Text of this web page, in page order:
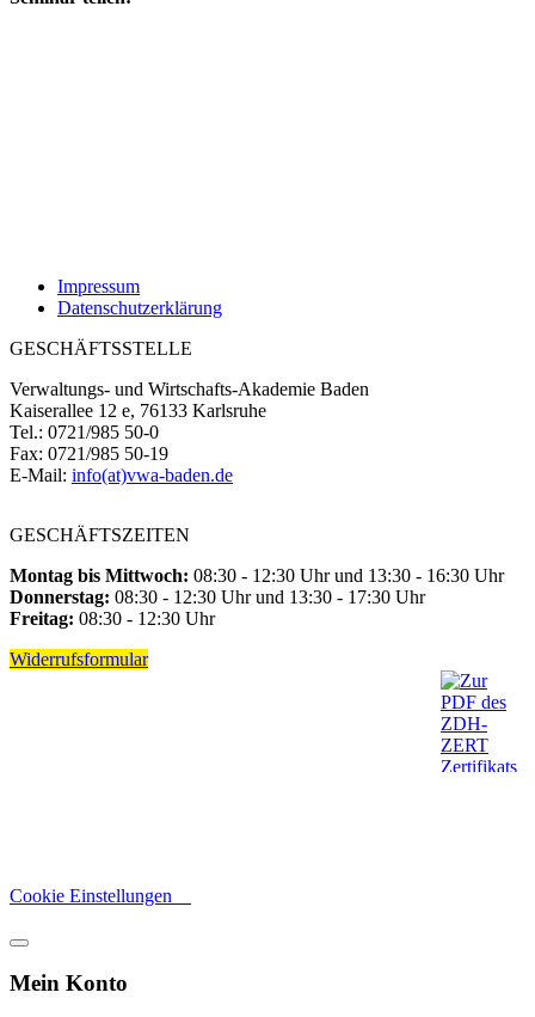
Impressum
Datenschutzerklärung
GESCHÄFTSSTELLE
Verwaltungs- und Wirtschafts-Akademie Baden
Kaiserallee 12 e, 76133 Karlsruhe
Tel.: 0721/985 50-0
Fax: 0721/985 50-19
E-Mail: info(at)vwa-baden.de
GESCHÄFTSZEITEN
Montag bis Mittwoch: 08:30 - 12:30 Uhr und 13:30 - 16:30 Uhr
Donnerstag: 08:30 - 12:30 Uhr und 13:30 - 17:30 Uhr
Freitag: 08:30 - 12:30 Uhr
Widerrufsformular
Cookie Einstellungen
Mein Konto